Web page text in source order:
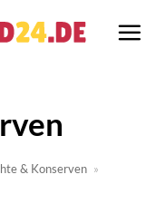
& Konserven »